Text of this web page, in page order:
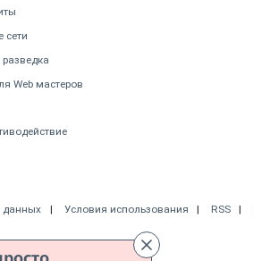
сети
Web мастеров
данных Условия использования RSS